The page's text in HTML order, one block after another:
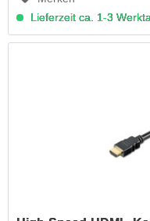
Lieferzeit ca. 1-3